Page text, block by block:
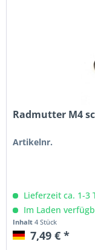
Radmutter M4
Artikelnr.
Lieferzeit ca. 1-3
Im Laden
Inhalt4 Stück
7,49 € *